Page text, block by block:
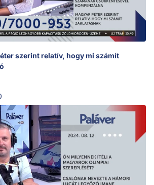
szerint relatív, hogy mi számít